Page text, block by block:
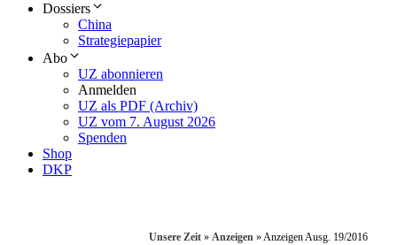
Dossiers
China
Strategiepapier
Abo
UZ abonnieren
Anmelden
UZ als PDF (Archiv)
UZ vom 7. August 2026
Spenden
Shop
DKP
Unsere Zeit » Anzeigen »Anzeigen Ausg. 19/2016